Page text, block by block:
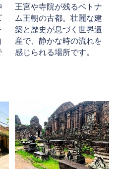
王宮や寺院が残るベトナ
ム王朝の古都。壮麗な建
築と歴史が息づく世界遺
産で、静かな時の流れを
感じられる場所です。